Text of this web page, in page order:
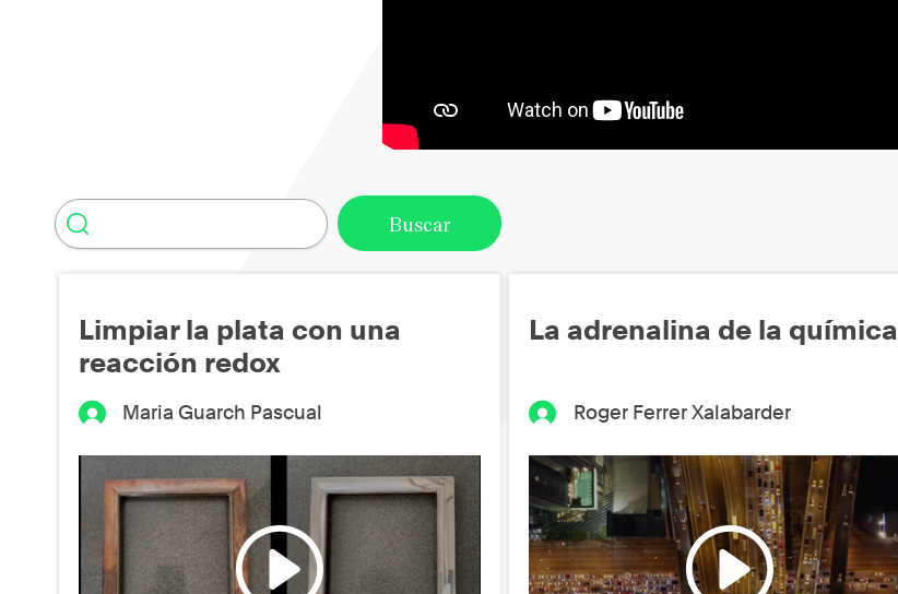
Limpiar la plata con una
reacción redox
Maria Guarch Pascual
La adrenalina de la química
Roger Ferrer Xalabarder